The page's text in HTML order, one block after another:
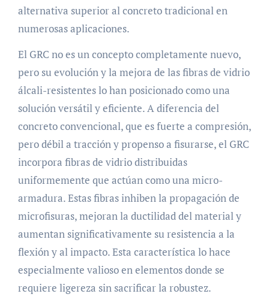
alternativa superior al concreto tradicional en
numerosas aplicaciones.
El GRC no es un concepto completamente nuevo,
pero su evolución y la mejora de las fibras de vidrio
álcali-resistentes lo han posicionado como una
solución versátil y eficiente. A diferencia del
concreto convencional, que es fuerte a compresión,
pero débil a tracción y propenso a fisurarse, el GRC
incorpora fibras de vidrio distribuidas
uniformemente que actúan como una micro-
armadura. Estas fibras inhiben la propagación de
microfisuras, mejoran la ductilidad del material y
aumentan significativamente su resistencia a la
flexión y al impacto. Esta característica lo hace
especialmente valioso en elementos donde se
requiere ligereza sin sacrificar la robustez.